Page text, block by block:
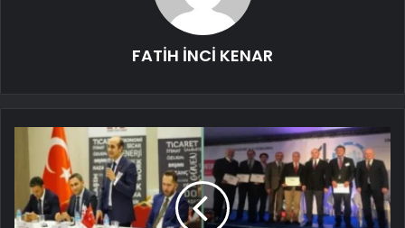
FATİH İNCİ KENAR